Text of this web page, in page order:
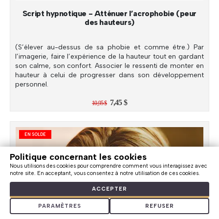
Script hypnotique - Atténuer l’acrophobie (peur
des hauteurs)
(S’élever au-dessus de sa phobie et comme être.) Par
l’imagerie, faire l’expérience de la hauteur tout en gardant
son calme, son confort. Associer le ressenti de monter en
hauteur à celui de progresser dans son développement
personnel.
10,95$ Le
était :
10,95 $.
7,45$Le
est :
7,45 $.
EN SOLDE
Politique concernant les cookies
Nous utilisons des cookies pour comprendre comment vous interagissez avec
notre site. En acceptant, vous consentez à notre utilisation de ces cookies.
PARAMÈTRES REFUSER
ACCEPTER